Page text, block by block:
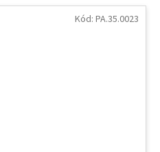
Kód: PA.35.0023